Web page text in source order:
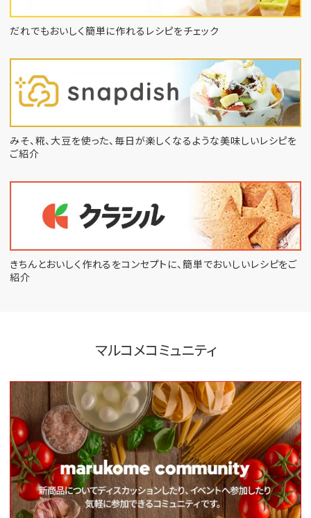
だれでもおいしく簡単に作れるレシピをチェック
みそ、糀、大豆を使った、毎日が楽しくなるような美味しいレシピを
ご紹介
きちんとおいしく作れるをコンセプトに、 簡単でおいしいレシピをご
紹介
マルコメコミュニティ